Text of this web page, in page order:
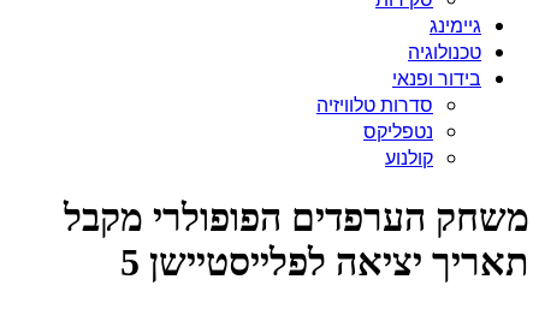
גיימינג
טכנולוגיה
בידור ופנאי
סדרות טלוויזיה
נטפליקס
קולנוע
הערפדים הפופולרי מקבל
יציאה לפלייסטיישן 5